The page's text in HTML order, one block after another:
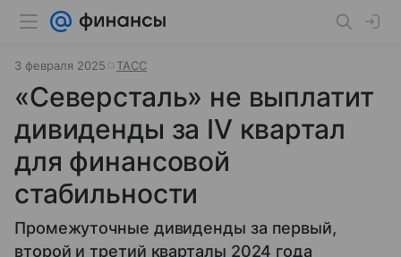
3 февраля 2025 ТАСС
«Северсталь» не выплатит
дивиденды за IV квартал
для финансовой
стабильности
Промежуточные дивиденды за первый,
второй и третий кварталы 2024 года